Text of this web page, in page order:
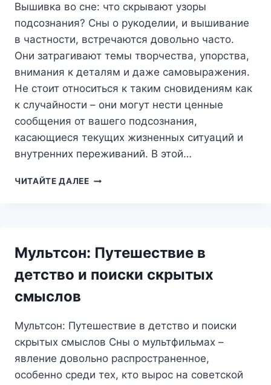
Вышивка во сне: что скрывают узоры
подсознания? Сны о рукоделии, и вышивание
в частности, встречаются довольно часто.
Они затрагивают темы творчества, упорства,
внимания к деталям и даже самовыражения.
Не стоит относиться к таким сновидениям как
к случайности – они могут нести ценные
сообщения от вашего подсознания,
касающиеся текущих жизненных ситуаций и
внутренних переживаний. В этой…
ЧИТАЙТЕ ДАЛЕЕВЫШИВКА
ПОДСОЗНАНИЯ?
Мультсон: Путешествие в
детство и поиски скрытых
смыслов
Мультсон: Путешествие в детство и поиски
скрытых смыслов Сны о мультфильмах –
явление довольно распространенное,
особенно среди тех, кто вырос на советской